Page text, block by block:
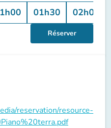
01h30 02h00
Réserver
reservation/resource-